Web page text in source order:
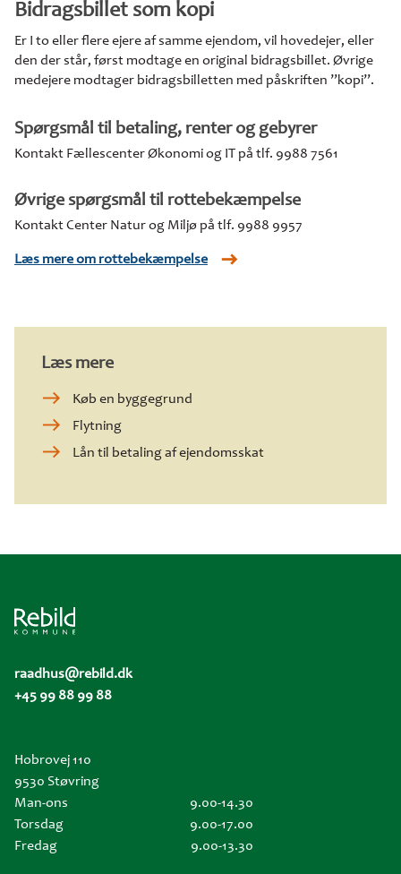
Bidragsbillet som kopi
Er I to eller flere ejere af samme ejendom, vil hovedejer, eller
den der står, først modtage en original bidragsbillet. Øvrige
medejere modtager bidragsbilletten med påskriften ”kopi”.
Spørgsmål til betaling, renter og gebyrer
Kontakt Fællescenter Økonomi og IT på tlf. 9988 7561
Øvrige spørgsmål til rottebekæmpelse
Kontakt Center Natur og Miljø på tlf. 9988 9957
Læs mere om rottebekæmpelse
Læs mere
Køb en byggegrund
Flytning
Lån til betaling af ejendomsskat
raadhus@rebild.dk
+45 99 88 99 88
Hobrovej 110
9530 Støvring
Man-ons
9.00-14.30
Torsdag
9.00-17.00
Fredag
9.00-13.30